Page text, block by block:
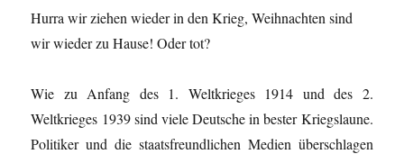
Hurra wir ziehen wieder in den Krieg, Weihnachten sind
wir wieder zu Hause! Oder tot?
Wie zu Anfang des 1. Weltkrieges 1914 und des 2.
Weltkrieges 1939 sind viele Deutsche in bester Kriegslaune.
Politiker und die staatsfreundlichen Medien überschlagen